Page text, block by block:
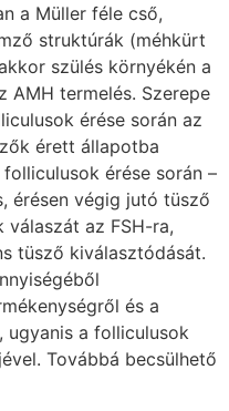
a Müller féle cső,
struktúrák (méhkürt
szülés környékén a
AMH termelés. Szerepe
érése során az
érett állapotba
érése során –
érésen végig jutó tüsző
az FSH-ra,
tüsző kiválasztódását.
és a
ugyanis a folliculusok
Továbbá becsülhető